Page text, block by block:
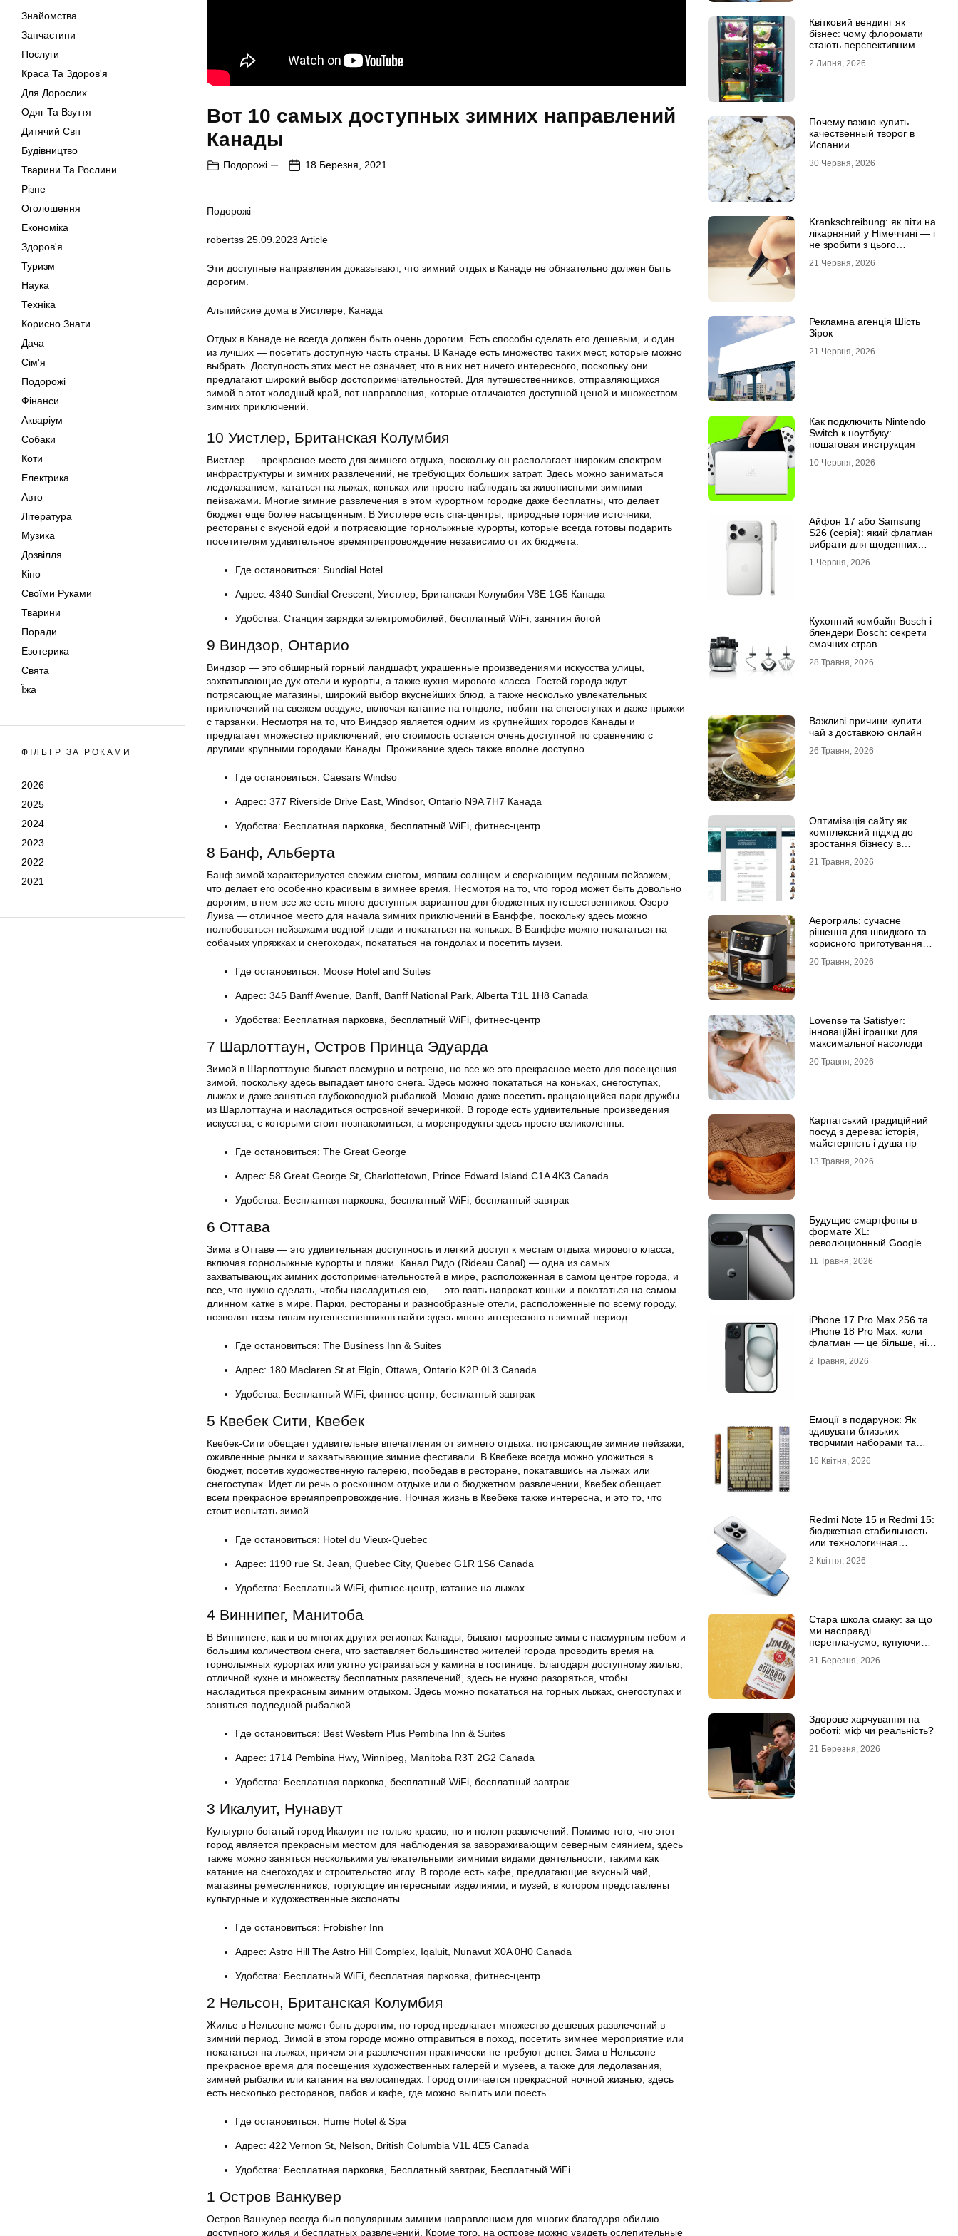
Знайомства
Запчастини
Послуги
Краса Та Здоров'я
Для Дорослих
Одяг Та Взуття
Дитячий Світ
Будівництво
Тварини Та Рослини
Різне
Оголошення
Економіка
Здоров'я
Туризм
Наука
Техніка
Корисно Знати
Дача
Сім'я
Подорожі
Фінанси
Акваріум
Собаки
Коти
Електрика
Авто
Література
Музика
Дозвілля
Кіно
Своїми Руками
Тварини
Поради
Езотерика
Свята
Їжа
ФІЛЬТР ЗА РОКАМИ
2026
2025
2024
2023
2022
2021
Вот 10 самых доступных зимних направлений
Канады
Подорожі 18 Березня, 2021
Подорожі
robertss 25.09.2023 Article
Эти доступные направления доказывают, что зимний отдых в Канаде не обязательно должен быть
дорогим.
Альпийские дома в Уистлере, Канада
Отдых в Канаде не всегда должен быть очень дорогим. Есть способы сделать его дешевым, и один
из лучших — посетить доступную часть страны. В Канаде есть множество таких мест, которые можно
выбрать. Доступность этих мест не означает, что в них нет ничего интересного, поскольку они
предлагают широкий выбор достопримечательностей. Для путешественников, отправляющихся
зимой в этот холодный край, вот направления, которые отличаются доступной ценой и множеством
зимних приключений.
10 Уистлер, Британская Колумбия
Вистлер — прекрасное место для зимнего отдыха, поскольку он располагает широким спектром
инфраструктуры и зимних развлечений, не требующих больших затрат. Здесь можно заниматься
ледолазанием, кататься на лыжах, коньках или просто наблюдать за живописными зимними
пейзажами. Многие зимние развлечения в этом курортном городке даже бесплатны, что делает
бюджет еще более насыщенным. В Уистлере есть спа-центры, природные горячие источники,
рестораны с вкусной едой и потрясающие горнолыжные курорты, которые всегда готовы подарить
посетителям удивительное времяпрепровождение независимо от их бюджета.
Где остановиться: Sundial Hotel
Адрес: 4340 Sundial Crescent, Уистлер, Британская Колумбия V8E 1G5 Канада
Удобства: Станция зарядки электромобилей, бесплатный WiFi, занятия йогой
9 Виндзор, Онтарио
Виндзор — это обширный горный ландшафт, украшенные произведениями искусства улицы,
захватывающие дух отели и курорты, а также кухня мирового класса. Гостей города ждут
потрясающие магазины, широкий выбор вкуснейших блюд, а также несколько увлекательных
приключений на свежем воздухе, включая катание на гондоле, тюбинг на снегоступах и даже прыжки
с тарзанки. Несмотря на то, что Виндзор является одним из крупнейших городов Канады и
предлагает множество приключений, его стоимость остается очень доступной по сравнению с
другими крупными городами Канады. Проживание здесь также вполне доступно.
Где остановиться: Caesars Windso
Адрес: 377 Riverside Drive East, Windsor, Ontario N9A 7H7 Канада
Удобства: Бесплатная парковка, бесплатный WiFi, фитнес-центр
8 Банф, Альберта
Банф зимой характеризуется свежим снегом, мягким солнцем и сверкающим ледяным пейзажем,
что делает его особенно красивым в зимнее время. Несмотря на то, что город может быть довольно
дорогим, в нем все же есть много доступных вариантов для бюджетных путешественников. Озеро
Луиза — отличное место для начала зимних приключений в Банффе, поскольку здесь можно
полюбоваться пейзажами водной глади и покататься на коньках. В Банффе можно покататься на
собачьих упряжках и снегоходах, покататься на гондолах и посетить музеи.
Где остановиться: Moose Hotel and Suites
Адрес: 345 Banff Avenue, Banff, Banff National Park, Alberta T1L 1H8 Canada
Удобства: Бесплатная парковка, бесплатный WiFi, фитнес-центр
7 Шарлоттаун, Остров Принца Эдуарда
Зимой в Шарлоттауне бывает пасмурно и ветрено, но все же это прекрасное место для посещения
зимой, поскольку здесь выпадает много снега. Здесь можно покататься на коньках, снегоступах,
лыжах и даже заняться глубоководной рыбалкой. Можно даже посетить вращающийся парк дружбы
из Шарлоттауна и насладиться островной вечеринкой. В городе есть удивительные произведения
искусства, с которыми стоит познакомиться, а морепродукты здесь просто великолепны.
Где остановиться: The Great George
Адрес: 58 Great George St, Charlottetown, Prince Edward Island C1A 4K3 Canada
Удобства: Бесплатная парковка, бесплатный WiFi, бесплатный завтрак
6 Оттава
Зима в Оттаве — это удивительная доступность и легкий доступ к местам отдыха мирового класса,
включая горнолыжные курорты и пляжи. Канал Ридо (Rideau Canal) — одна из самых
захватывающих зимних достопримечательностей в мире, расположенная в самом центре города, и
все, что нужно сделать, чтобы насладиться ею, — это взять напрокат коньки и покататься на самом
длинном катке в мире. Парки, рестораны и разнообразные отели, расположенные по всему городу,
позволят всем типам путешественников найти здесь много интересного в зимний период.
Где остановиться: The Business Inn & Suites
Адрес: 180 Maclaren St at Elgin, Ottawa, Ontario K2P 0L3 Canada
Удобства: Бесплатный WiFi, фитнес-центр, бесплатный завтрак
5 Квебек Сити, Квебек
Квебек-Сити обещает удивительные впечатления от зимнего отдыха: потрясающие зимние пейзажи,
оживленные рынки и захватывающие зимние фестивали. В Квебеке всегда можно уложиться в
бюджет, посетив художественную галерею, пообедав в ресторане, покатавшись на лыжах или
снегоступах. Идет ли речь о роскошном отдыхе или о бюджетном развлечении, Квебек обещает
всем прекрасное времяпрепровождение. Ночная жизнь в Квебеке также интересна, и это то, что
стоит испытать зимой.
Где остановиться: Hotel du Vieux-Quebec
Адрес: 1190 rue St. Jean, Quebec City, Quebec G1R 1S6 Canada
Удобства: Бесплатный WiFi, фитнес-центр, катание на лыжах
4 Виннипег, Манитоба
В Виннипеге, как и во многих других регионах Канады, бывают морозные зимы с пасмурным небом и
большим количеством снега, что заставляет большинство жителей города проводить время на
горнолыжных курортах или уютно устраиваться у камина в гостинице. Благодаря доступному жилью,
отличной кухне и множеству бесплатных развлечений, здесь не нужно разоряться, чтобы
насладиться прекрасным зимним отдыхом. Здесь можно покататься на горных лыжах, снегоступах и
заняться подледной рыбалкой.
Где остановиться: Best Western Plus Pembina Inn & Suites
Адрес: 1714 Pembina Hwy, Winnipeg, Manitoba R3T 2G2 Canada
Удобства: Бесплатная парковка, бесплатный WiFi, бесплатный завтрак
3 Икалуит, Нунавут
Культурно богатый город Икалуит не только красив, но и полон развлечений. Помимо того, что этот
город является прекрасным местом для наблюдения за завораживающим северным сиянием, здесь
также можно заняться несколькими увлекательными зимними видами деятельности, такими как
катание на снегоходах и строительство иглу. В городе есть кафе, предлагающие вкусный чай,
магазины ремесленников, торгующие интересными изделиями, и музей, в котором представлены
культурные и художественные экспонаты.
Где остановиться: Frobisher Inn
Адрес: Astro Hill The Astro Hill Complex, Iqaluit, Nunavut X0A 0H0 Canada
Удобства: Бесплатный WiFi, бесплатная парковка, фитнес-центр
2 Нельсон, Британская Колумбия
Жилье в Нельсоне может быть дорогим, но город предлагает множество дешевых развлечений в
зимний период. Зимой в этом городе можно отправиться в поход, посетить зимнее мероприятие или
покататься на лыжах, причем эти развлечения практически не требуют денег. Зима в Нельсоне —
прекрасное время для посещения художественных галерей и музеев, а также для ледолазания,
зимней рыбалки или катания на велосипедах. Город отличается прекрасной ночной жизнью, здесь
есть несколько ресторанов, пабов и кафе, где можно выпить или поесть.
Где остановиться: Hume Hotel & Spa
Адрес: 422 Vernon St, Nelson, British Columbia V1L 4E5 Canada
Удобства: Бесплатная парковка, Бесплатный завтрак, Бесплатный WiFi
1 Остров Ванкувер
Остров Ванкувер всегда был популярным зимним направлением для многих благодаря обилию
доступного жилья и бесплатных развлечений. Кроме того, на острове можно увидеть ослепительные
Квітковий вендинг як
бізнес: чому флоромати
стають перспективним
2 Липня, 2026
Почему важно купить
качественный творог в
Испании
30 Червня, 2026
Krankschreibung: як піти на
лікарняний у Німеччині — і
не зробити з цього
21 Червня, 2026
Рекламна агенція Шість
Зірок
21 Червня, 2026
Как подключить Nintendo
Switch к ноутбуку:
пошаговая инструкция
10 Червня, 2026
Айфон 17 або Samsung
S26 (серія): який флагман
вибрати для щоденних
1 Червня, 2026
Кухонний комбайн Bosch і
блендери Bosch: секрети
смачних страв
28 Травня, 2026
Важливі причини купити
чай з доставкою онлайн
26 Травня, 2026
Оптимізація сайту як
комплексний підхід до
зростання бізнесу в
21 Травня, 2026
Аерогриль: сучасне
рішення для швидкого та
корисного приготування
20 Травня, 2026
Lovense та Satisfyer:
інноваційні іграшки для
максимальної насолоди
20 Травня, 2026
Карпатський традиційний
посуд з дерева: історія,
майстерність і душа гір
13 Травня, 2026
Будущие смартфоны в
формате XL:
революционный Google
11 Травня, 2026
iРhone 17 Рro Мax 256 та
iРhone 18 Рro Мax: коли
флагман — це більше, ніж
2 Травня, 2026
Емоції в подарунок: Як
здивувати близьких
творчими наборами та
16 Квітня, 2026
Redmi Note 15 и Redmi 15:
бюджетная стабильность
или технологичная
2 Квітня, 2026
Стара школа смаку: за що
ми насправді
переплачуємо, купуючи
31 Березня, 2026
Здорове харчування на
роботі: міф чи реальність?
21 Березня, 2026